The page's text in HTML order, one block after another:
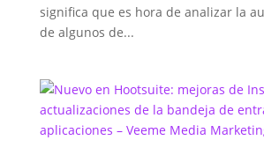
significa que es hora de analizar la
de algunos de...